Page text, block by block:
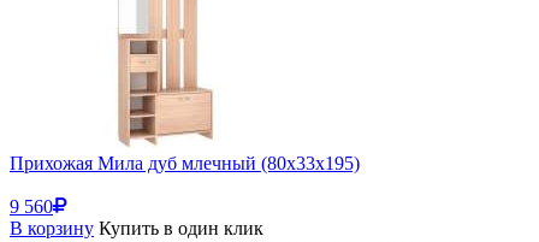
Прихожая Мила дуб млечный (80x33x195)
9 560
В корзину Купить в один клик